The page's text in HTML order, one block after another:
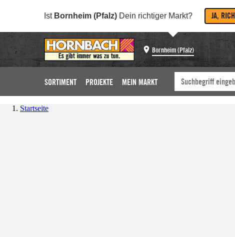
Ist Bornheim (Pfalz) Dein richtiger Markt? JA,
Bornheim (Pfalz)
SORTIMENT PROJEKTE MEIN MARKT
Startseite